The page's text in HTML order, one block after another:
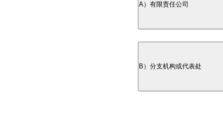
A）有限责任公司
要在丹麦成立公司，
B）分支机构或代表处